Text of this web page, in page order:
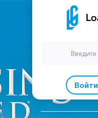
Войти